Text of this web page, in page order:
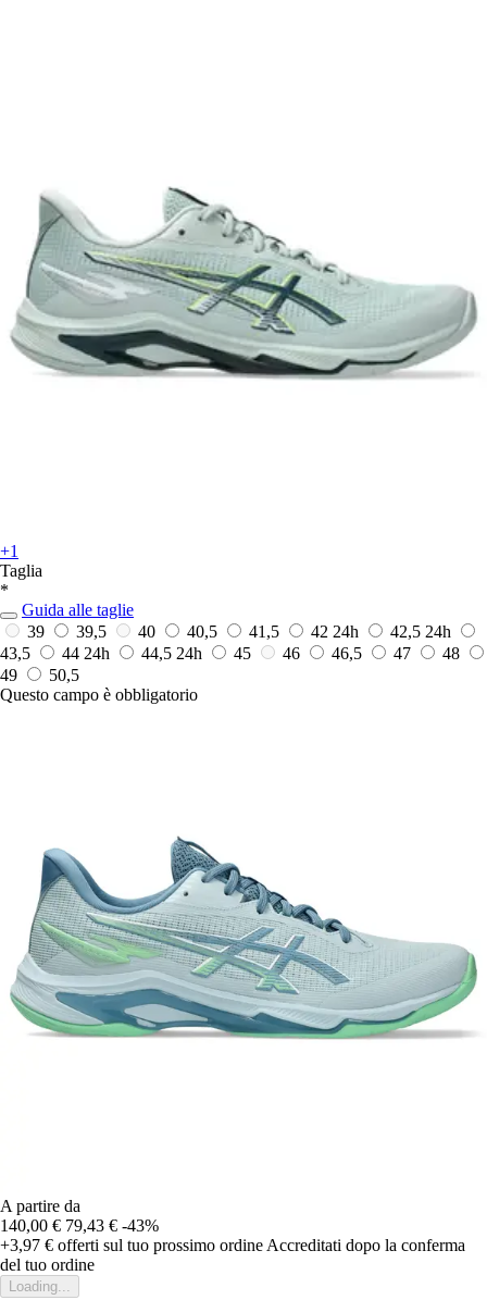
+1
Taglia
*
Guida alle taglie
39
39,5 40 40,5 41,5 42 24h 42,5 24h
43,5
44 24h 44,5 24h 45 46 46,5 47
48
49
50,5
Questo campo è obbligatorio
A partire da
140,00 € 79,43 € -43%
+3,97 € offerti sul tuo prossimo ordine Accreditati dopo la conferma
del tuo ordine
Loading...